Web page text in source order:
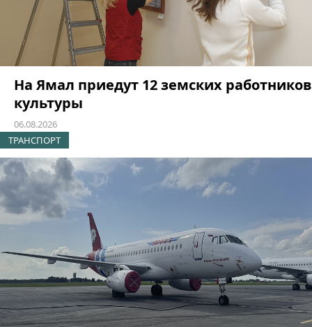
На Ямал приедут 12 земских работников
культуры
06.08.2026
ТРАНСПОРТ